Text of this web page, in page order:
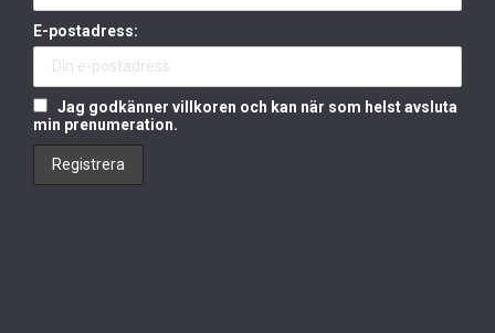
E-postadress:
Jag godkänner villkoren och kan när som helst avsluta
min prenumeration.